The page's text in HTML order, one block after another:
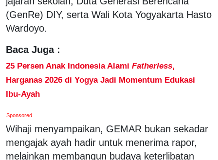
(GenRe) DIY, serta Wali Kota Yogyakarta Hasto
Wardoyo.
Baca Juga :
25 Persen Anak Indonesia Alami Fatherless,
Harganas 2026 di Yogya Jadi Momentum Edukasi
Ibu-Ayah
Sponsored
Wihaji menyampaikan, GEMAR bukan sekadar
mengajak ayah hadir untuk menerima rapor,
melainkan membangun budaya keterlibatan